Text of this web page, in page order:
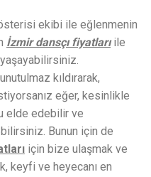
ekibi ile eğlenmenin
İzmir dansçı fiyatlarıile
kıldırarak,
eğer, kesinlikle
elde edebilir ve
Bunun için de
için bize ulaşmak ve
keyfi ve heyecanı en